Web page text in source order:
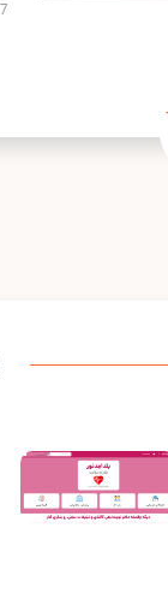
17 تیر 1405